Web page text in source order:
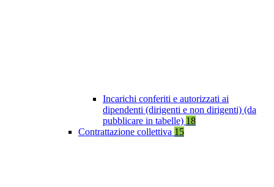
Incarichi conferiti e autorizzati ai
dipendenti (dirigenti e non dirigenti) (da
pubblicare in tabelle) 18
Contrattazione collettiva 15